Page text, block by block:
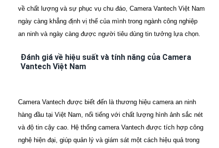
về chất lượng và sự phục vụ chu đáo, Camera Vantech Việt Nam
ngày càng khẳng định vị thế của mình trong ngành công nghiệp
an ninh và ngày càng được người tiêu dùng tin tưởng lựa chọn.
Đánh giá về hiệu suất và tính năng của Camera
Vantech Việt Nam
Camera Vantech được biết đến là thương hiệu camera an ninh
hàng đầu tại Việt Nam, nổi tiếng với chất lượng hình ảnh sắc nét
và độ tin cậy cao. Hệ thống camera Vantech được tích hợp công
nghệ hiện đại, giúp quản lý và giám sát một cách hiệu quả trong